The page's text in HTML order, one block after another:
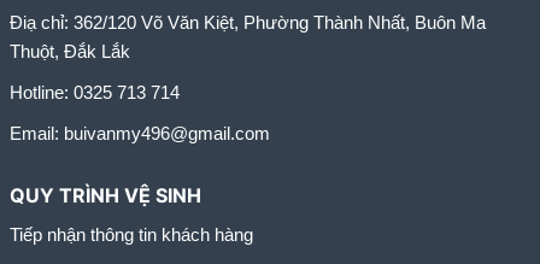
Điạ chỉ: 362/120 Võ Văn Kiệt, Phường Thành Nhất, Buôn Ma
Thuột, Đắk Lắk
Hotline: 0325 713 714
Email: buivanmy496@gmail.com
QUY TRÌNH VỆ SINH
Tiếp nhận thông tin khách hàng